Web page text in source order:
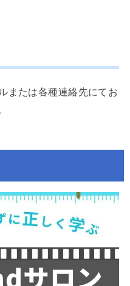
または各種連絡先にてお